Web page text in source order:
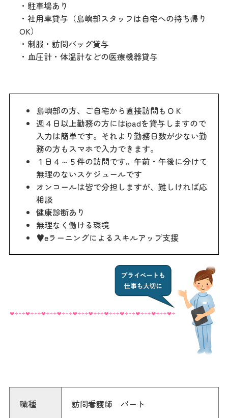
・駐車場あり
・社用車貸与（島嶼部スタッフは自宅への持ち帰り
OK）
・制服・訪問バッグ貸与
・血圧計・体温計などの医療機器貸与
島嶼部の方、ご自宅から直接訪問もＯＫ
週４日以上勤務の方にはipadを貸与しますので
入力は簡単です。それより勤務日数が少ない勤
務の方もスマホで入力できます。
１日４～５件の訪問です。午前・午後に分けて
無理のないスケジュールです
オンコールは皆で分担しますが、難しければ応
相談
健康診断あり
無理なく働ける環境
♥eラーニングによるスキルアップ支援
職種 訪問看護師 パート